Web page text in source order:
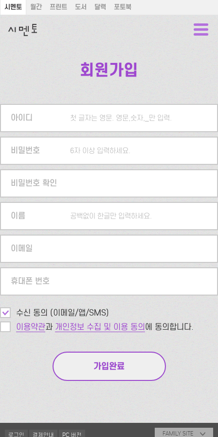
시멘토 월간 프린트 도서 달력 포토북
회원가입
아이디 첫 글자는 영문. 영문,숫자,_만 입력.
비밀번호 6자 이상 입력하세요.
비밀번호 확인
이름 공백없이 한글만 입력하세요.
이메일
휴대폰 번호
수신 동의 (이메일/앱/SMS)
이용약관과 개인정보 수집 및 이용 동의에 동의합니다.
로그인 결제안내 PC 버전 FAMILY SITE